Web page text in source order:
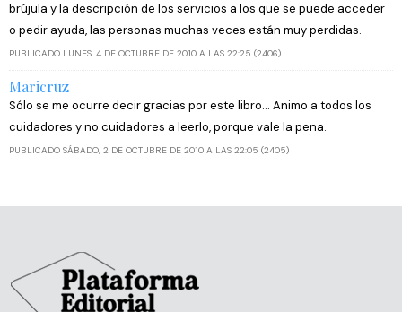
brújula y la descripción de los servicios a los que se puede acceder
o pedir ayuda, las personas muchas veces están muy perdidas.
PUBLICADO LUNES, 4 DE OCTUBRE DE 2010 A LAS 22:25 (2406)
Maricruz
Sólo se me ocurre decir gracias por este libro... Animo a todos los
cuidadores y no cuidadores a leerlo, porque vale la pena.
PUBLICADO SÁBADO, 2 DE OCTUBRE DE 2010 A LAS 22:05 (2405)